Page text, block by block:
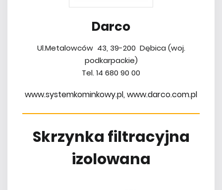
Darco
Ul.Metalowców 43, 39-200 Dębica (woj.
podkarpackie)
Tel. 14 680 90 00
www.systemkominkowy.pl, www.darco.com.pl
Skrzynka filtracyjna
izolowana